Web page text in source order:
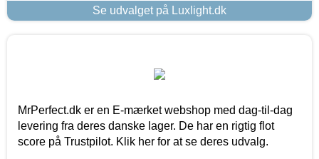
Se udvalget på Luxlight.dk
MrPerfect.dk er en E-mærket webshop med dag-til-dag
levering fra deres danske lager. De har en rigtig flot
score på Trustpilot. Klik her for at se deres udvalg.